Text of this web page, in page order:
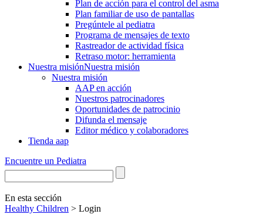
Plan de acción para el control del asma
Plan familiar de uso de pantallas
Pregúntele al pediatra
Programa de mensajes de texto
Rastre​​ador de activida​d física
Retraso motor: herramienta
Nuestra misiónNuestra misión
Nuestra misión
AAP en acción
Nuestros patrocinadores
Oportunidades de patrocinio
Difunda el mensaje
Editor médico y colaboradores
Tienda aap
Encuentre un Pediatra
En esta sección
Healthy Children > Login